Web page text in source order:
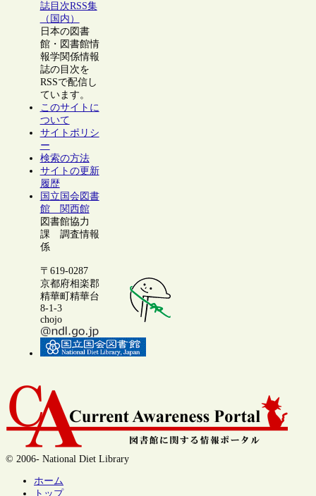
誌目次RSS集
（国内）
日本の図書
館・図書館情
報学関係情報
誌の目次を
RSSで配信し
ています。
このサイトに
ついて
サイトポリシ
ー
検索の方法
サイトの更新
履歴
国立国会図書
館 関西館
図書館協力
課 調査情報
係
〒619-0287
京都府相楽郡
精華町精華台
8-1-3
chojo
© 2006- National Diet Library
ホーム
トップ